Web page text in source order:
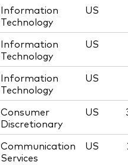
Information
Technology
US
Information
Technology
US
Information
Technology
US
Consumer
Discretionary
US
Communication
Services
US